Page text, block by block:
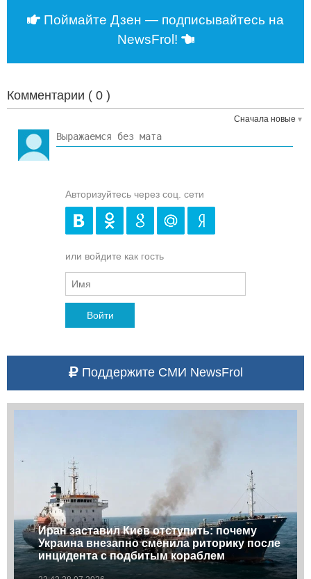
Поймайте Дзен — подписывайтесь на
NewsFrol!
Комментарии ( 0 )
Сначала новые
Авторизуйтесь через соц. сети
или войдите как гость
Войти
Поддержите СМИ NewsFrol
Иран заставил Киев отступить: почему
Украина внезапно сменила риторику после
инцидента с подбитым кораблем